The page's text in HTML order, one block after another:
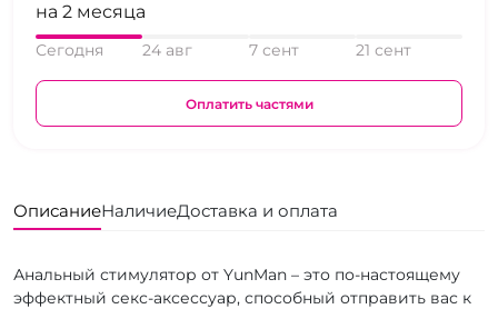
на 2 месяца
Сегодня 24 авг 7 сент 21 сент
Оплатить частями
ОписаниеНаличиеДоставка и оплата
Анальный стимулятор от YunMan – это по-настоящему
эффектный секс-аксессуар, способный отправить вас к